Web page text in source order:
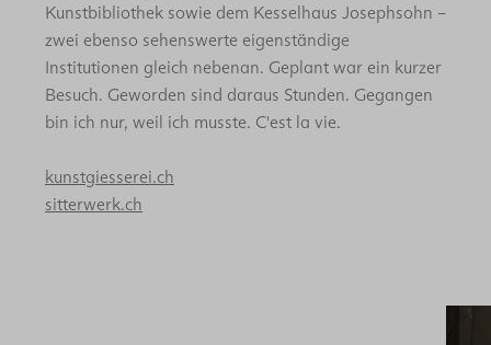
Kunstbibliothek sowie dem Kesselhaus Josephsohn –
zwei ebenso sehenswerte eigenständige
Institutionen gleich nebenan. Geplant war ein kurzer
Besuch. Geworden sind daraus Stunden. Gegangen
bin ich nur, weil ich musste. C'est la vie.
kunstgiesserei.ch
sitterwerk.ch